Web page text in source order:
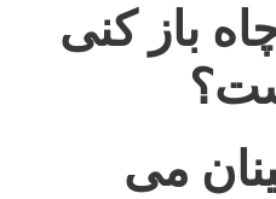
باز کنی
می